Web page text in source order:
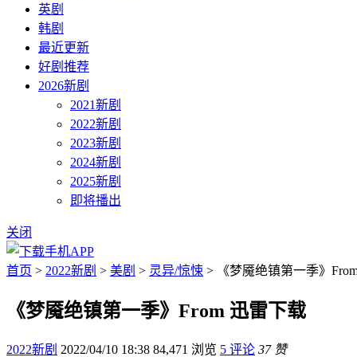
英剧
韩剧
最近更新
好剧推荐
2026新剧
2021新剧
2022新剧
2023新剧
2024新剧
2025新剧
即将播出
关闭
首页 > 2022新剧 > 美剧 > 灵异/惊悚 > 《梦魇绝镇第一季》
《梦魇绝镇第一季》From 迅雷下载
2022新剧 2022/04/10 18:38 84,471 浏览 5 评论 37 赞